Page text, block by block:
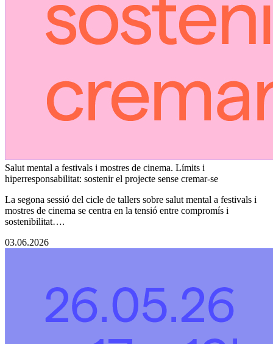
Salut mental a festivals i mostres de cinema. Límits i
hiperresponsabilitat: sostenir el projecte sense cremar-se
La segona sessió del cicle de tallers sobre salut mental a festivals i
mostres de cinema se centra en la tensió entre compromís i
sostenibilitat….
03.06.2026